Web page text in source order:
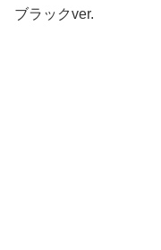
ブラックver.